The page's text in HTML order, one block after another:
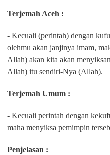
Terjemah Aceh :
- Kecuali (perintah) dengan
olehmu akan janjinya imam,
Allah) akan kita akan
Allah) itu sendiri-Nya (Allah).
Terjemah Umum :
- Kecuali perintah dengan
maha menyiksa pemimpin
Penjelasan :